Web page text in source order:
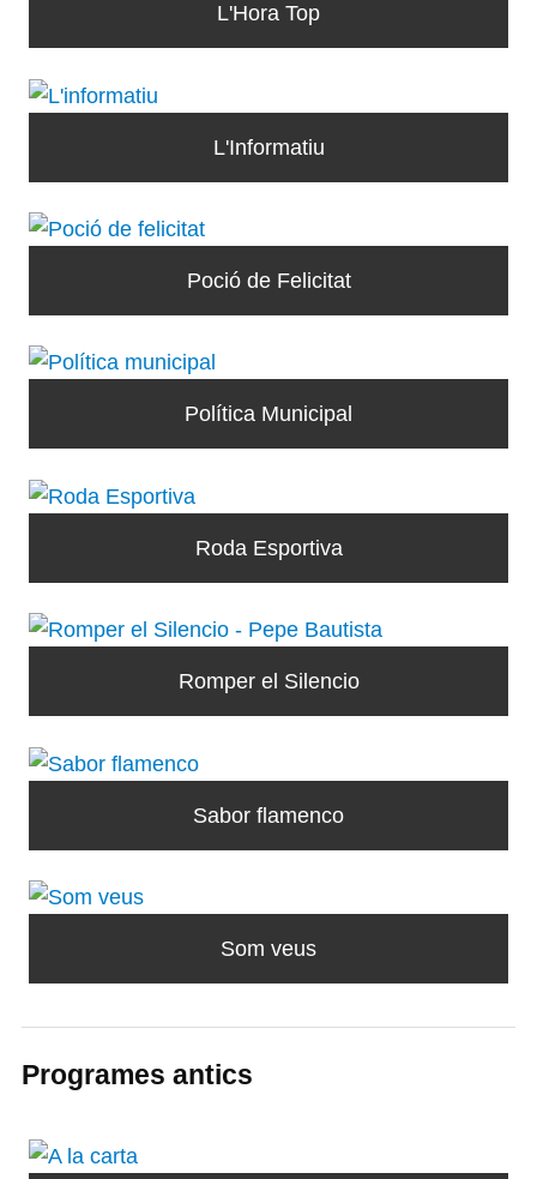
L'Hora Top
L'Informatiu
Poció de Felicitat
Política Municipal
Roda Esportiva
Romper el Silencio
Sabor flamenco
Som veus
Programes antics